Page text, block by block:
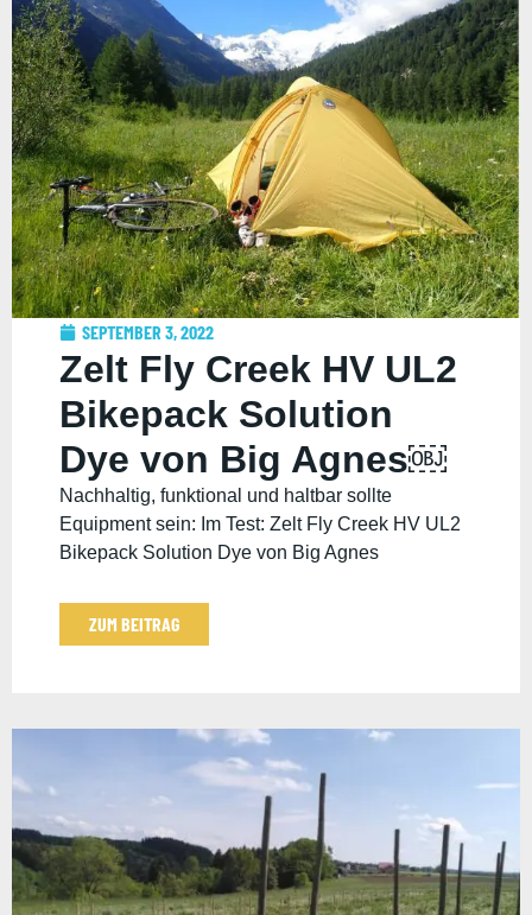
SEPTEMBER 3, 2022
Zelt Fly Creek HV UL2
Bikepack Solution
Dye von Big Agnes￼
Nachhaltig, funktional und haltbar sollte
Equipment sein: Im Test: Zelt Fly Creek HV UL2
Bikepack Solution Dye von Big Agnes
ZUM BEITRAG